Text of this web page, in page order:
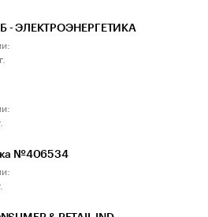
- ЭЛЕКТРОЭНЕРГЕТИКА
№406534